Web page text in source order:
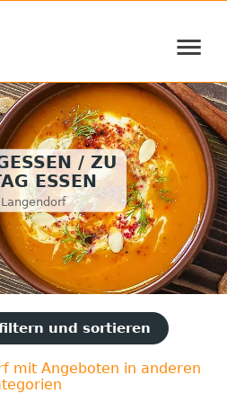
≡
/ ZU
ESSEN
und sortieren
mit Angeboten in anderen